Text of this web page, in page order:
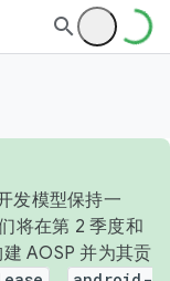
发模型保持一
将在第 2 季度和
AOSP 并为其贡